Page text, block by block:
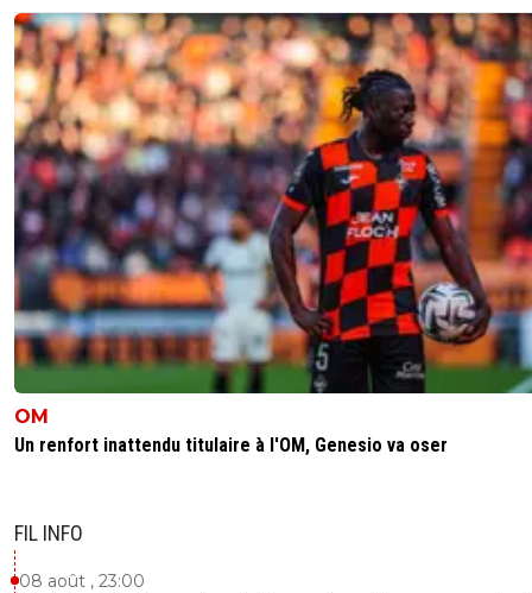
OM
Un renfort inattendu titulaire à l'OM, Genesio va oser
FIL INFO
08 août , 23:00